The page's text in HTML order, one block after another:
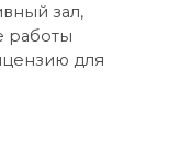
зал,
работы
для